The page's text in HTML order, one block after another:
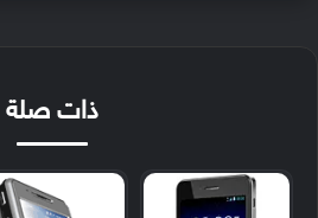
ذات صلة